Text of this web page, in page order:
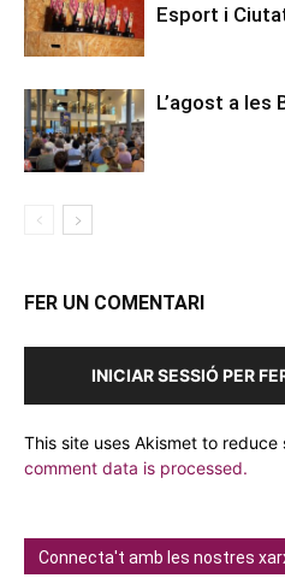
Esport i
L’agost a
FER UN COMENTARI
INICIAR SESSIÓ PER
This site uses Akismet to reduce
comment data is processed.
Connecta't amb les nostres